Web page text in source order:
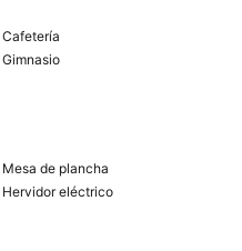
Cafetería
Gimnasio
Mesa de plancha
Hervidor eléctrico